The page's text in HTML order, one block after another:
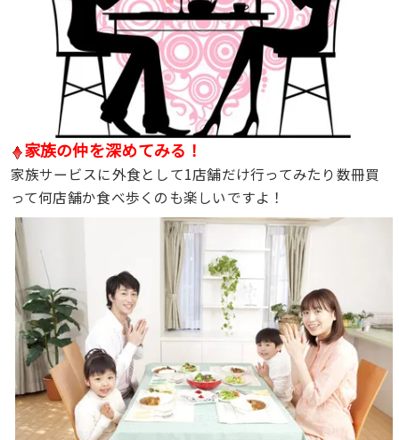
家族の仲を深めてみる！
家族サービスに外食として1店舗だけ行ってみたり数冊買
って何店舗か食べ歩くのも楽しいですよ！